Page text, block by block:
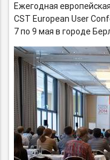
Ежегодная
CST European User
7 по 9 мая в городе